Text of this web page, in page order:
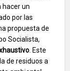
hacer un
por las
propuesta de
Socialista,
. Este
de residuos a